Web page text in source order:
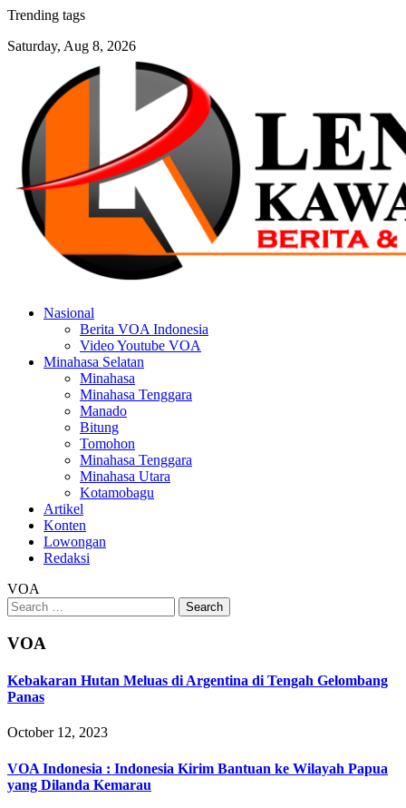
Skip
content
Trending tags
Saturday, Aug 8, 2026
Nasional
Berita VOA Indonesia
Video Youtube VOA
Minahasa Selatan
Minahasa
Minahasa Tenggara
Manado
Bitung
Tomohon
Minahasa Tenggara
Minahasa Utara
Kotamobagu
Artikel
Konten
Lowongan
Redaksi
VOA
Search
for:
VOA
Kebakaran Hutan Meluas di Argentina di Tengah Gelombang
Panas
October 12, 2023
VOA Indonesia : Indonesia Kirim Bantuan ke Wilayah Papua
yang Dilanda Kemarau